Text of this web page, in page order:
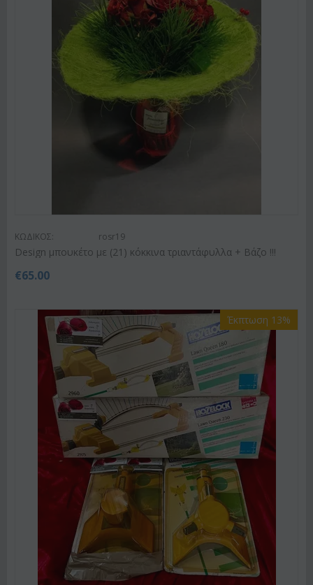
ΚΩΔΙΚΟΣ: rosr19
Design μπουκέτο με (21) κόκκινα τριαντάφυλλα + Βάζο !!!
€65.00
Έκπτωση 13%